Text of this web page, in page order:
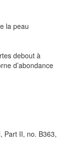
la peau
debout à
d’abondance
Part II, no. B363,